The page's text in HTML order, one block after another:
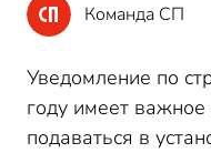
Команда СП
Уведомление по
году имеет
подаваться в